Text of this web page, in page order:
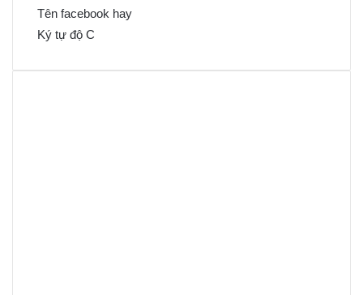
Tên facebook hay
Ký tự độ C